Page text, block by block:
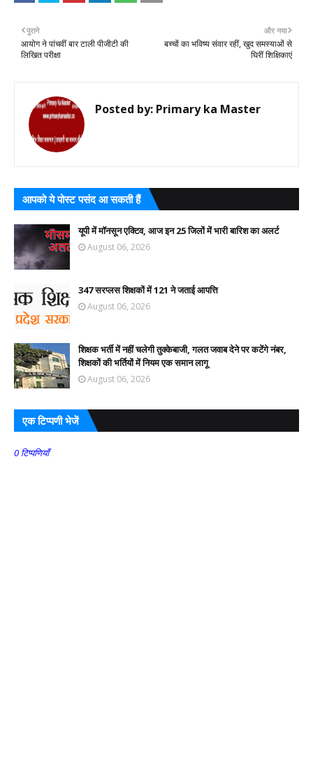
और नया
बच्चों का भविष्य संवार रहीं, खुद समस्याओं से
घिरीं शिक्षिकाएं
पुराने
आयोग ने पांचवीं बार टाली पीजीटी की
लिखित परीक्षा
Posted by: Primary ka Master
आपको ये पोस्ट पसंद आ सकती हैं
यूपी में मॉनसून एक्टिव, आज इन 25 जिलों में भारी बारिश का अलर्ट
August 06, 2026
347 सरप्लस शिक्षकों में 121 ने जताई आपत्ति
August 06, 2026
शिक्षक भर्ती में नहीं चलेगी तुक्केबाजी, गलत जवाब देने पर कटेंगे नंबर,
शिक्षकों की भर्तियों में नियम एक समान लागू
August 06, 2026
एक टिप्पणी भेजें
0 टिप्पणियाँ